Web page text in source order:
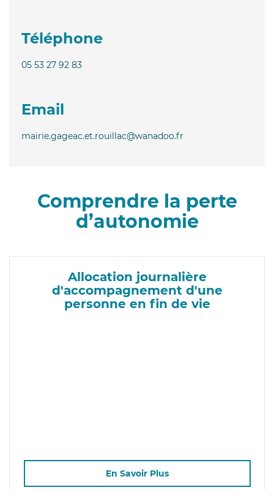
Téléphone
05 53 27 92 83
Email
mairie.gageac.et.rouillac@wanadoo.fr
Comprendre la perte
d’autonomie
Allocation journalière
d'accompagnement d'une
personne en fin de vie
En Savoir Plus